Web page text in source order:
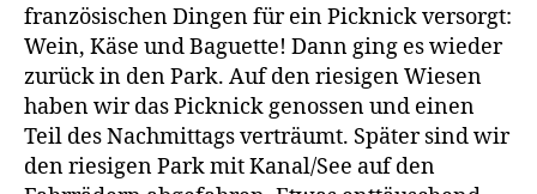
französischen Dingen für ein Picknick versorgt:
Wein, Käse und Baguette! Dann ging es wieder
zurück in den Park. Auf den riesigen Wiesen
haben wir das Picknick genossen und einen
Teil des Nachmittags verträumt. Später sind wir
den riesigen Park mit Kanal/See auf den